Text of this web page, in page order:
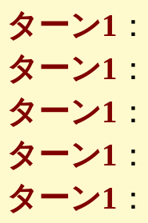
ターン1 ：
ターン1 ：
ターン1 ：
ターン1 ：
ターン1 ：